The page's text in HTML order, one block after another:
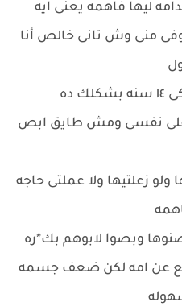
ليها فاهمه يعنى ايه
منى وش تانى خالص أنا
مش كفايه عليه عايش معاكى ١٤ سنه بشكلك ده
غاصب على نفسى ومش طايق ابص
زعلتيها ولا عملتى حاجه
وبصوا لابوهم بك*ره
عن امه لكن ضعف جسمه